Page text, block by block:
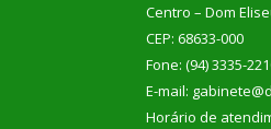
Centro – Dom
CEP: 68633-000
Fone: (94) 3335-
E-mail:
Horário de